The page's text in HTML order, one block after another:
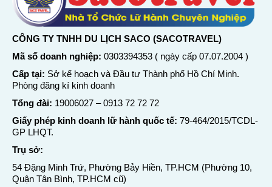
CÔNG TY TNHH DU LỊCH SACO (SACOTRAVEL)
Mã số doanh nghiệp: 0303394353 ( ngày cấp 07.07.2004 )
Cấp tại: Sở kế hoạch và Đầu tư Thành phố Hồ Chí Minh.
Phòng đăng kí kinh doanh
Tổng đài: 19006027 –0913 72 72 72
Giấy phép kinh doanh lữ hành quốc tế: 79-464/2015/TCDL-
GP LHQT.
Trụ sở:
54 Đặng Minh Trứ, Phường Bảy Hiền, TP.HCM (Phường 10,
Quận Tân Bình, TP.HCM cũ)